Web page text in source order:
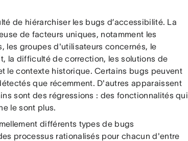
de hiérarchiser les bugs d’accessibilité. La
de facteurs uniques, notamment les
les groupes d'utilisateurs concernés, le
la difficulté de correction, les solutions de
le contexte historique. Certains bugs peuvent
que récemment. D'autres apparaissent
sont des régressions : des fonctionnalités qui
le sont plus.
différents types de bugs
processus rationalisés pour chacun d'entre